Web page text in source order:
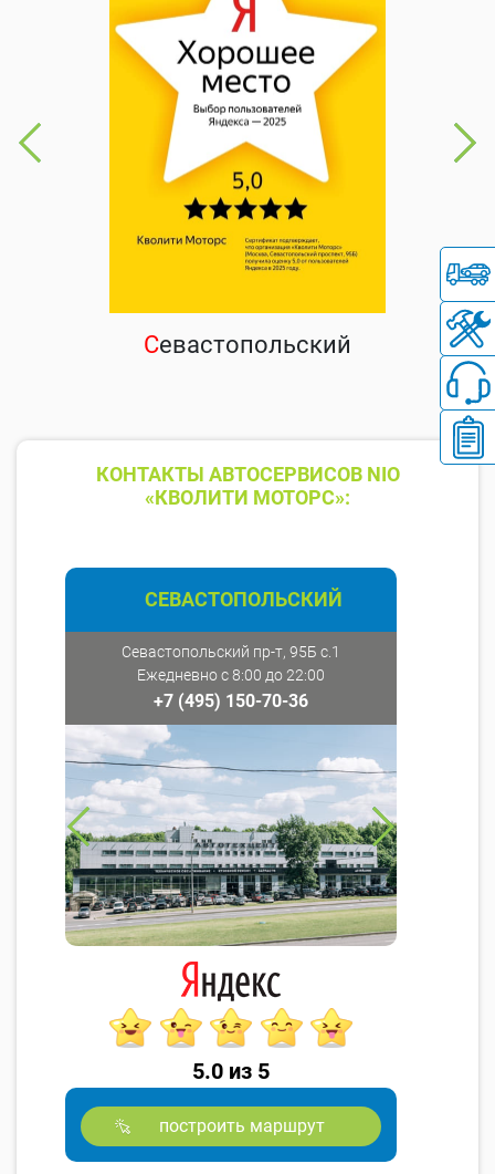
Севастопольский
КОНТАКТЫ АВТОСЕРВИСОВ NIO
«КВОЛИТИ МОТОРС»:
СЕВАСТОПОЛЬСКИЙ
Севастопольский пр-т, 95Б с.1
Ежедневно с 8:00 до 22:00
+7 (495) 150-70-36
5.0 из 5
построить маршрут